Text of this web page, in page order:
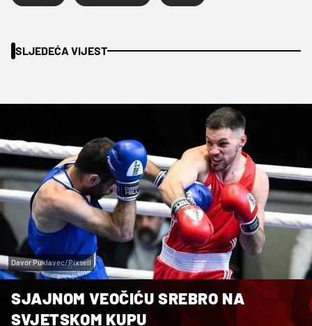
SLJEDEĆA VIJEST
Davor Puklavec/Pixsell
SJAJNOM VEOČIĆU SREBRO NA
SVJETSKOM KUPU